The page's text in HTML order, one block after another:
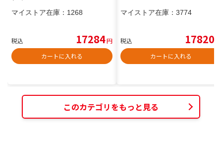
マイストア在庫： 1268
税込 17284円
カートに入れる
マイストア在庫： 3774
税込 17820
カートに入れる
このカテゴリをもっと見る